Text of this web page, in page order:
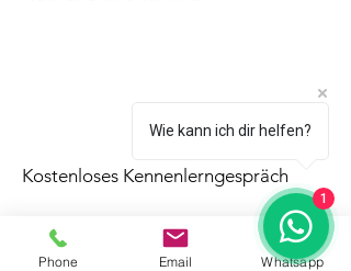
​​​​​Kostenloses Kennenlerngespräch
Im Kennenlerngespräch strukturieren
wir dein Anliegen und legen die
Phone Email Whatsapp
Wie kann ich dir helfen?
1